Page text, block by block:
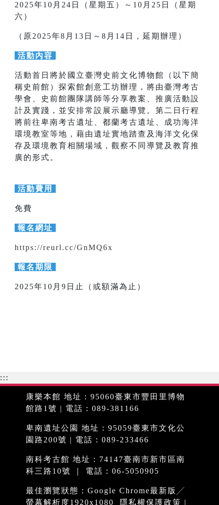
2025年10月24日（星期五）～10月25日（星期
六）
（原2025年8月13日～8月14日，延期辦理）
活動內容
活動首日將於國立臺灣史前文化博物館（以下簡
稱史前館）探索館創意工坊辦理，將由臺灣考古
學會、史前館團隊講師等分享教案、推廣活動設
計及實踐，並安排常設展示廳導覽。第二日行程
將前往卑南考古遺址、都蘭考古遺址、成功海洋
環境教室等地，藉由遺址實地踏查及海洋文化保
存及環境教育相關場域，觀察不同導覽及教育推
廣的形式。
活動費用
免費
報名網址
https://reurl.cc/GnMQ6x
報名期限
2025年10月9日止（或額滿為止）
:::
康樂本館 地址：95060臺東市豐田里博物
館路1號 | 電話：089-381166
卑南遺址公園 地址：95059臺東市文化公
園路200號 | 電話：089-233466
南科考古館 地址：74147臺南市新市區南
科三路10號 ｜ 電話：06-5050905
最佳瀏覽狀態：Google Chrome最新版╱
螢幕解析度1920x1080
隱私權保護政策 |